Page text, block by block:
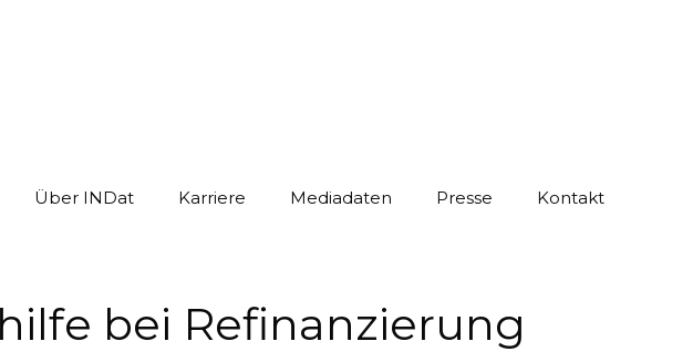
Über INDat Karriere Mediadaten Presse Kontakt
bei Refinanzierung